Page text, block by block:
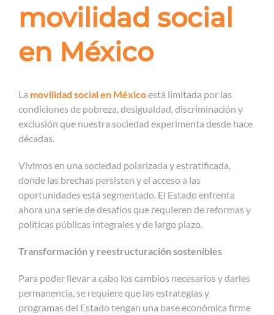
movilidad social
en México
La movilidad social en Méxicoestá limitada por las
condiciones de pobreza, desigualdad, discriminación y
exclusión que nuestra sociedad experimenta desde hace
décadas.
Vivimos en una sociedad polarizada y estratificada,
donde las brechas persisten y el acceso a las
oportunidades está segmentado. El Estado enfrenta
ahora una serie de desafíos que requieren de reformas y
políticas públicas integrales y de largo plazo.
Transformación y reestructuración sostenibles
Para poder llevar a cabo los cambios necesarios y darles
permanencia, se requiere que las estrategias y
programas del Estado tengan una base económica firme